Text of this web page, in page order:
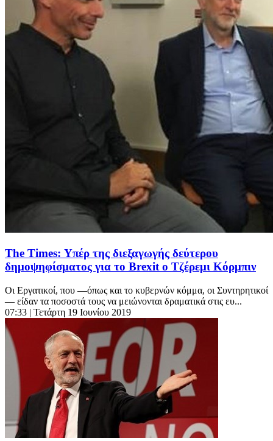
The Times: Υπέρ της διεξαγωγής δεύτερου
δημοψηφίσματος για το Brexit ο Τζέρεμι Κόρμπιν
Οι Εργατικοί, που —όπως και το κυβερνών κόμμα, οι Συντηρητικοί
— είδαν τα ποσοστά τους να μειώνονται δραματικά στις ευ...
07:33 | Τετάρτη 19 Ιουνίου 2019